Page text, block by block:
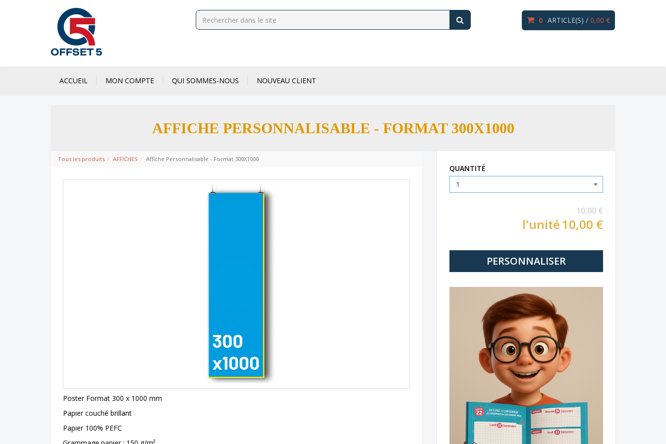
0 ARTICLE(S) / 0,00 €
ACCUEIL MON COMPTE QUI SOMMES-NOUS NOUVEAU CLIENT
AFFICHE PERSONNALISABLE - FORMAT 300X1000
QUANTITÉ
10,00 €
l'unité10,00 €
Tous les produits AFFICHES Affiche Personnalisable - Format 300X1000
Poster Format 300 x 1000 mm
Papier couché brillant
Papier 100% PEFC